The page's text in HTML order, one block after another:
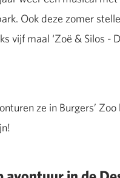
Ook deze zomer
vijf maal ‘Zoë & Silos -
ze in Burgers’